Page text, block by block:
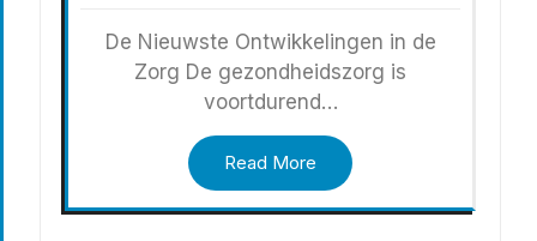
De Nieuwste Ontwikkelingen in de
Zorg De gezondheidszorg is
voortdurend…
Read More